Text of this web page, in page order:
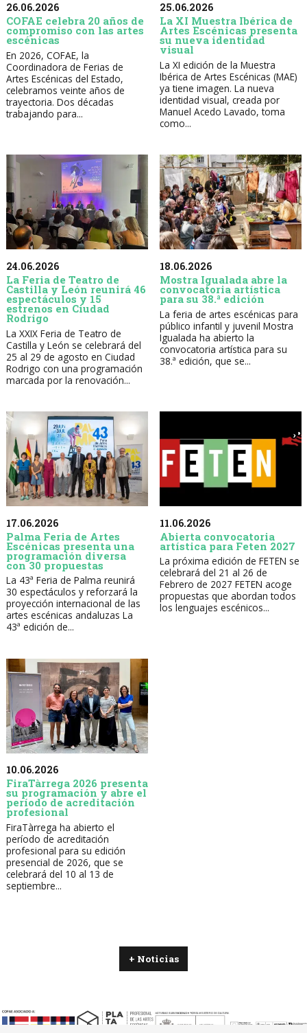
26.06.2026
COFAE celebra 20 años de
compromiso con las artes
escénicas
En 2026, COFAE, la
Coordinadora de Ferias de
Artes Escénicas del Estado,
celebramos veinte años de
trayectoria. Dos décadas
trabajando para...
25.06.2026
La XI Muestra Ibérica de
Artes Escénicas presenta
su nueva identidad
visual
La XI edición de la Muestra
Ibérica de Artes Escénicas (MAE)
ya tiene imagen. La nueva
identidad visual, creada por
Manuel Acedo Lavado, toma
como...
24.06.2026
La Feria de Teatro de
Castilla y León reunirá 46
espectáculos y 15
estrenos en Ciudad
Rodrigo
La XXIX Feria de Teatro de
Castilla y León se celebrará del
25 al 29 de agosto en Ciudad
Rodrigo con una programación
marcada por la renovación...
18.06.2026
Mostra Igualada abre la
convocatoria artística
para su 38.ª edición
La feria de artes escénicas para
público infantil y juvenil Mostra
Igualada ha abierto la
convocatoria artística para su
38.ª edición, que se...
17.06.2026
Palma Feria de Artes
Escénicas presenta una
programación diversa
con 30 propuestas
La 43ª Feria de Palma reunirá
30 espectáculos y reforzará la
proyección internacional de las
artes escénicas andaluzas La
43ª edición de...
11.06.2026
Abierta convocatoria
artística para Feten 2027
La próxima edición de FETEN se
celebrará del 21 al 26 de
Febrero de 2027 FETEN acoge
propuestas que abordan todos
los lenguajes escénicos...
10.06.2026
FiraTàrrega 2026 presenta
su programación y abre el
período de acreditación
profesional
FiraTàrrega ha abierto el
período de acreditación
profesional para su edición
presencial de 2026, que se
celebrará del 10 al 13 de
septiembre...
+ Noticias